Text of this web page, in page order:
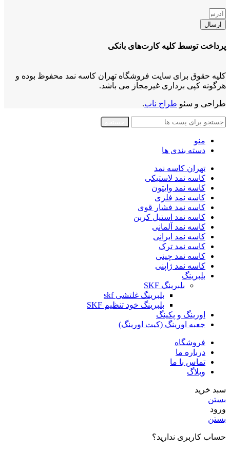
ارسال
پرداخت توسط کلیه کارت‌های بانکی
کلیه حقوق برای سایت فروشگاه تهران کاسه نمد محفوظ بوده و
هرگونه کپی برداری غیرمجاز می باشد.
طراحی و سئو طراح ناب.
منو
دسته بندی ها
تهران کاسه نمد
کاسه نمد لاستیکی
کاسه نمد وایتون
کاسه نمد فلزی
کاسه نمد فشار قوی
کاسه نمد استیل کربن
کاسه نمد آلمانی
کاسه نمد ایرانی
کاسه نمد ترک
کاسه نمد چینی
کاسه نمد ژاپنی
بلبرینگ
بلبرینگ SKF
بلبرینگ غلتشی skf
بلبرینگ خود تنظیم SKF
اورینگ و پکینگ
جعبه اورینگ (کیت اورینگ)
فروشگاه
درباره ما
تماس با ما
وبلاگ
سبد خرید
بستن
ورود
بستن
حساب کاربری ندارید؟